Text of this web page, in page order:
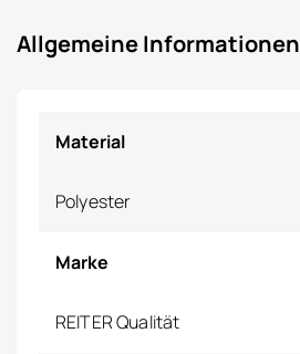
Allgemeine Informationen
Material
Polyester
Marke
REITER Qualität